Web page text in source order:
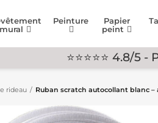
mural
Peinture
Papier
peint
⭐⭐⭐⭐⭐ 4.8/
rideau Ruban scratch autocollant blanc